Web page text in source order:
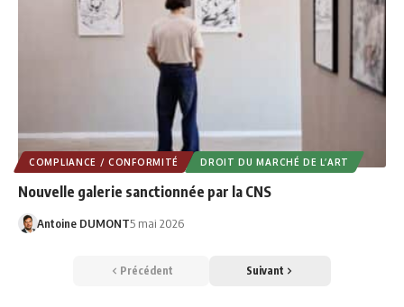
COMPLIANCE / CONFORMITÉ DROIT DU MARCHÉ DE L’ART
Nouvelle galerie sanctionnée par la CNS
Antoine DUMONT5 mai 2026
Précédent Suivant